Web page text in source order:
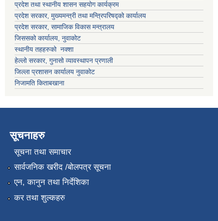
प्रदेश तथा स्थानीय शासन सहयोग कार्यक्रम
प्रदेश सरकार, मुख्यमन्त्री तथा मन्त्रिपरिषद्को कार्यालय
प्रदेश सरकार, सामाजिक विकास मन्त्रालय
जिससको कार्यालय, नुवाकोट
स्थानीय तहहरुको नक्शा
हेल्लो सरकार, गुनासो व्यावस्थापन प्रणाली
जिल्ला प्रशासन कार्यालय नुवाकोट
निजामति किताबखाना
सूचनाहरु
सूचना तथा समाचार
सार्वजनिक खरीद /बोलपत्र सूचना
एन, कानुन तथा निर्देशिका
कर तथा शुल्कहरु